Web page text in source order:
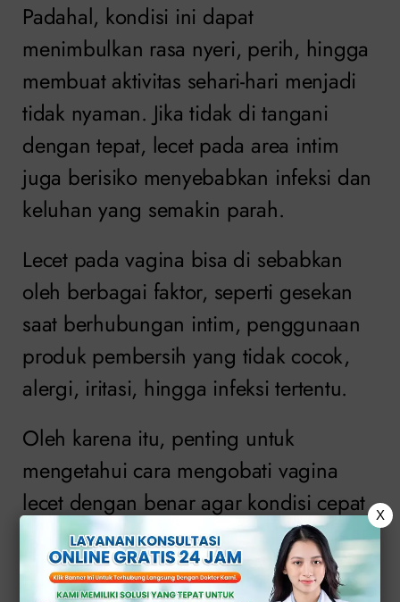
Padahal, kondisi ini dapat
menimbulkan rasa nyeri, perih, hingga
membuat aktivitas sehari-hari menjadi
tidak nyaman. Jika tidak di tangani
dengan tepat, lecet pada area intim
juga berisiko menyebabkan infeksi dan
keluhan yang semakin parah.
Lecet pada vagina bisa di sebabkan
oleh berbagai faktor, seperti gesekan
saat berhubungan intim, penggunaan
produk pembersih yang tidak cocok,
alergi, iritasi, hingga infeksi tertentu.
Oleh karena itu, penting untuk
mengetahui cara mengobati vagina
lecet dengan benar agar kondisi cepat
membaik dan tidak menimbulkan
komplikasi.
X